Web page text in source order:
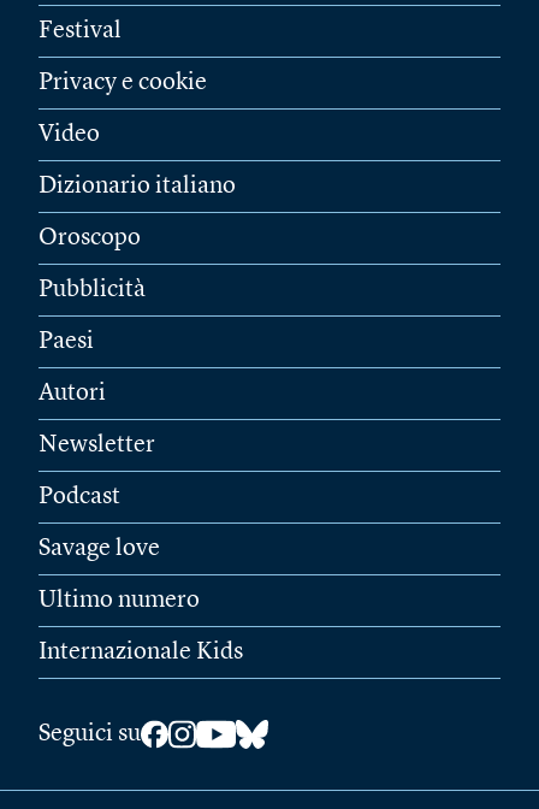
Festival
Privacy e cookie
Video
Dizionario italiano
Oroscopo
Pubblicità
Paesi
Autori
Newsletter
Podcast
Savage love
Ultimo numero
Internazionale Kids
Seguici su